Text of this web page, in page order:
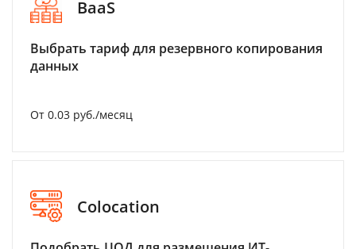
BaaS
Выбрать тариф для резервного копирования
данных
От 0.03 руб./месяц
Colocation